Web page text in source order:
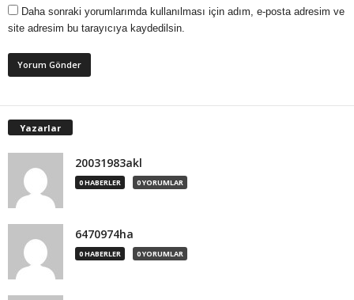
Daha sonraki yorumlarımda kullanılması için adım, e-posta adresim ve
site adresim bu tarayıcıya kaydedilsin.
Yazarlar
20031983akl
0 HABERLER 0 YORUMLAR
6470974ha
0 HABERLER 0 YORUMLAR